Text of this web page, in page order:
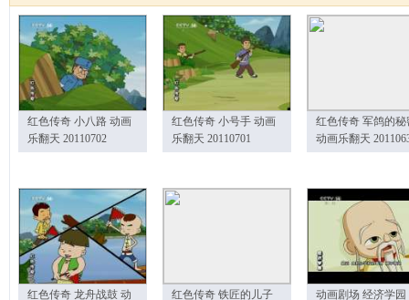
红色传奇 小八路 动画
乐翻天 20110702
红色传奇 小号手 动画
乐翻天 20110701
红色传奇 军鸽的秘
动画乐翻天
红色传奇 龙舟战鼓 动
红色传奇 铁匠的儿子
动画剧场 经济学园